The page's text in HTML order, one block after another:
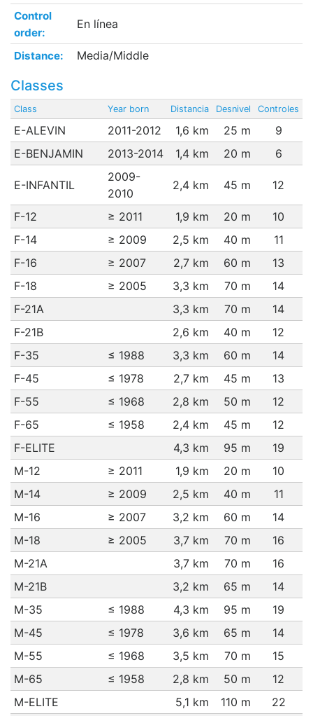
Control
order:
En línea
Distance: Media/Middle
Classes
Class Year born Distancia Desnivel Controles
E-ALEVIN 2011-2012 1,6 km 25 m
9
E-BENJAMIN
2013-2014 1,4 km 20 m 6
E-INFANTIL
2009-
2010
2,4 km 45 m 12
F-12 ≥ 2011 1,9 km 20 m
10
F-14
≥ 2009 2,5 km 40 m
11
F-16
≥ 2007 2,7 km 60 m
13
F-18
≥ 2005 3,3 km 70 m
14
F-21A
3,3 km 70 m
14
F-21B
2,6 km 40 m
12
F-35
≤ 1988 3,3 km 60 m
14
F-45
≤ 1978 2,7 km 45 m
13
F-55
≤ 1968 2,8 km 50 m
12
F-65
≤ 1958 2,4 km 45 m
12
F-ELITE
4,3 km 95 m
19
M-12
≥ 2011 1,9 km 20 m
10
M-14
≥ 2009 2,5 km 40 m
11
M-16
≥ 2007 3,2 km 60 m
14
M-18
≥ 2005 3,7 km 70 m
16
M-21A
3,7 km 70 m
16
M-21B
3,2 km 65 m
14
M-35
≤ 1988 4,3 km 95 m
19
M-45
≤ 1978 3,6 km 65 m
14
M-55
≤ 1968 3,5 km 70 m
15
M-65
≤ 1958 2,8 km 50 m
12
M-ELITE
5,1 km 110 m 22